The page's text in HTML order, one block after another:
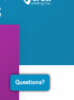
Questions?